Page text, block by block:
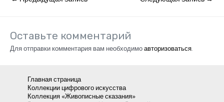
Оставьте комментарий
Для отправки комментария вам необходимо авторизоваться
Главная страница
Коллекции цифрового искусства
Коллекция «Живописные сказания»